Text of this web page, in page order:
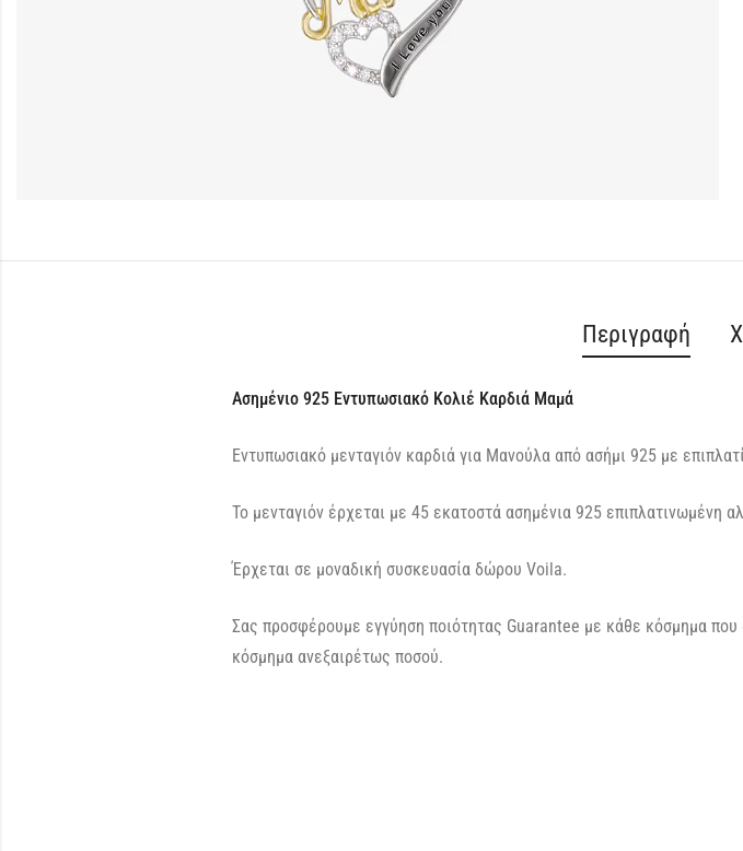
Περιγραφή
Ασημένιο 925 Εντυπωσιακό Κολιέ Καρδιά Μαμά
Εντυπωσιακό μενταγιόν καρδιά για Μανούλα από ασήμι 925 με
Το μενταγιόν έρχεται με 45 εκατοστά ασημένια 925 επιπλατινωμένη
Έρχεται σε μοναδική συσκευασία δώρου Voila.
Σας προσφέρουμε εγγύηση ποιότητας Guarantee με κάθε κόσμημα
κόσμημα ανεξαιρέτως ποσού.